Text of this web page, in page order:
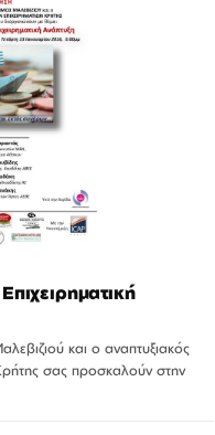
και ο αναπτυξιακός
σας προσκαλούν στην